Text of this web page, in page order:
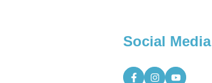
Social Media